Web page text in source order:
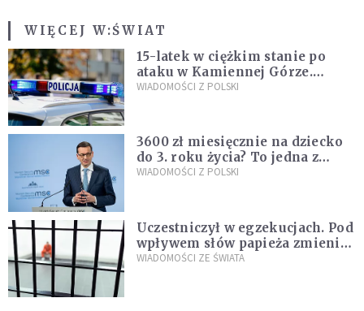
WIĘCEJ W:ŚWIAT
15-latek w ciężkim stanie po
ataku w Kamiennej Górze.
Policja zatrzymała dwóch
WIADOMOŚCI Z POLSKI
3600 zł miesięcznie na dziecko
do 3. roku życia? To jedna z
propozycji programu "Rozwój
WIADOMOŚCI Z POLSKI
Uczestniczył w egzekucjach. Pod
wpływem słów papieża zmienił
zdanie
WIADOMOŚCI ZE ŚWIATA